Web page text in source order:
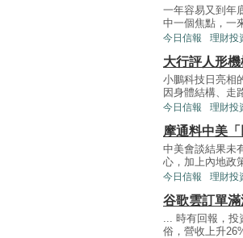
一年容易又到年
中一個焦點，一
今日信報 理財投
大行評人形
小鵬科技日亮相
因身體結構、走
今日信報 理財投
摩通料中美
中美會談結果未
心，加上內地政
今日信報 理財投
谷歌雲訂單
... 時有回報，投
俗，營收上升